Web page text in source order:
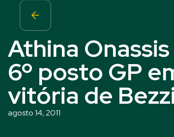
Athina
6º posto GP
vitória de
agosto 14, 2011